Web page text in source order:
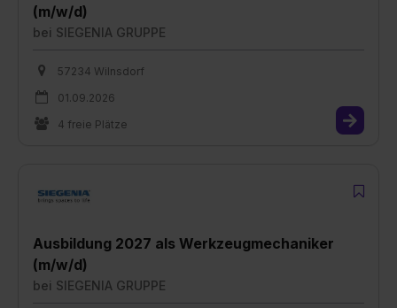
(m/w/d)
bei SIEGENIA GRUPPE
57234 Wilnsdorf
01.09.2026
4 freie Plätze
Ausbildung 2027 als Werkzeugmechaniker
(m/w/d)
bei SIEGENIA GRUPPE